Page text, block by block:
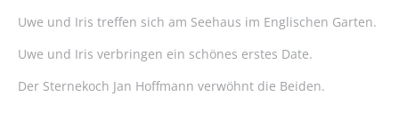
Uwe und Iris treffen sich am Seehaus im Englischen Garten.
Uwe und Iris verbringen ein schönes erstes Date.
Der Sternekoch Jan Hoffmann verwöhnt die Beiden.